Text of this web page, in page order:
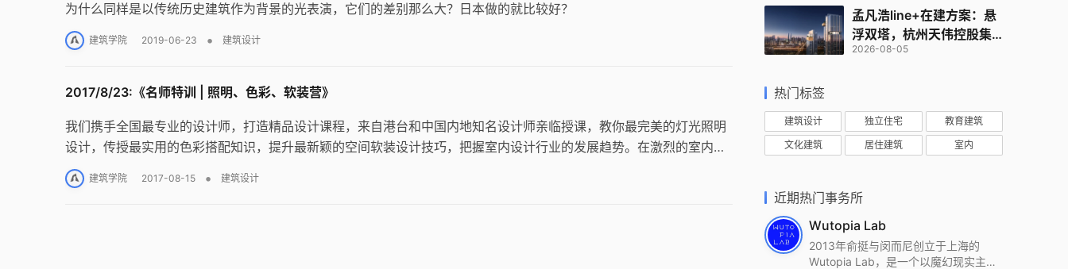
为什么同样是以传统历史建筑作为背景的光表演，它们的差别那么大？日本做的就比较好？
建筑学院 2019-06-23 • 建筑设计
2017/8/23:《名师特训 | 照明、色彩、软装营》
我们携手全国最专业的设计师，打造精品设计课程，来自港台和中国内地知名设计师亲临授课，教你最完美的灯光照明
设计，传授最实用的色彩搭配知识，提升最新颖的空间软装设计技巧，把握室内设计行业的发展趋势。在激烈的室内设
计行业竞争中脱颖而出。
建筑学院 2017-08-15 • 建筑设计
孟凡浩line+在建方案：悬
浮双塔，杭州天伟控股集
团总部
2026-08-05
热门标签
建筑设计 独立住宅 教育建筑
文化建筑 居住建筑 室内
近期热门事务所
Wutopia Lab
2013年俞挺与闵而尼创立于上海的
Wutopia Lab，是一个以魔幻现实主